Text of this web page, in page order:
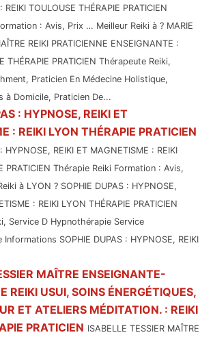
TOULOUSE THÉRAPIE PRATICIEN
: Avis, Prix … Meilleur Reiki à ? MARIE
REIKI PRATICIENNE ENSEIGNANTE :
THÉRAPIE PRATICIEN Thérapeute Reiki,
Praticien En Médecine Holistique,
à Domicile, Praticien De...
: HYPNOSE, REIKI ET
: REIKI LYON THÉRAPIE PRATICIEN
HYPNOSE, REIKI ET MAGNETISME : REIKI
PRATICIEN Thérapie Reiki Formation : Avis,
à LYON ? SOPHIE DUPAS : HYPNOSE,
: REIKI LYON THÉRAPIE PRATICIEN
Service D Hypnothérapie Service
Informations SOPHIE DUPAS : HYPNOSE, REIKI
MAÎTRE ENSEIGNANTE-
REIKI USUI, SOINS ÉNERGÉTIQUES,
ET ATELIERS MÉDITATION. : REIKI
PRATICIEN ISABELLE TESSIER MAÎTRE